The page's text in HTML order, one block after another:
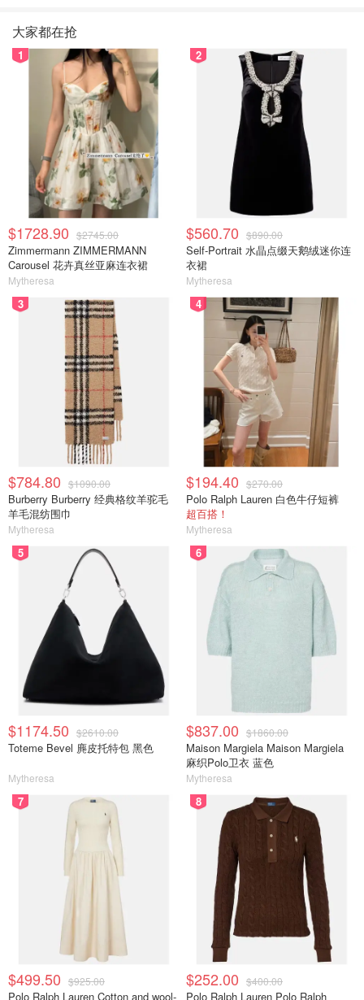
大家都在抢
1
$1728.90 $2745.00
Zimmermann ZIMMERMANN
Carousel 花卉真丝亚麻连衣裙
Mytheresa
2
$560.70 $890.00
Self-Portrait 水晶点缀天鹅绒迷你连
衣裙
Mytheresa
3
$784.80 $1090.00
Burberry Burberry 经典格纹羊驼毛
羊毛混纺围巾
Mytheresa
4
$194.40 $270.00
Polo Ralph Lauren 白色牛仔短裤
超百搭！
Mytheresa
5
$1174.50 $2610.00
Toteme Bevel 麂皮托特包 黑色
Mytheresa
6
$837.00 $1860.00
Maison Margiela Maison Margiela
麻织Polo卫衣 蓝色
Mytheresa
7
$499.50 $925.00
Polo Ralph Lauren Cotton and wool-
8
$252.00 $400.00
Polo Ralph Lauren Polo Ralph